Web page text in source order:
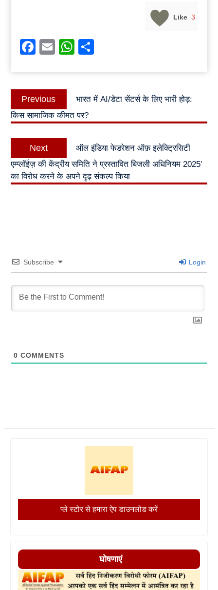
Like 3
Facebook
EmailWhatsApp
Post
navigation
Previous
Previous
post:
भारत में AI/डेटा सेंटर्स के लिए भारी होड़:
किस सामाजिक कीमत पर?
Next
Next
post:
ऑल इंडिया फेडरेशन ऑफ़ इलेक्ट्रिसिटी
एम्प्लॉईज़ की केंद्रीय समिति ने प्रस्तावित बिजली अधिनियम 2025′
का विरोध करने के अपने दृढ़ संकल्प किया
Subscribe Login
0 COMMENTS
प्ले स्टोर से हमारा ऐप डाउनलोड करें
घोषणाएं